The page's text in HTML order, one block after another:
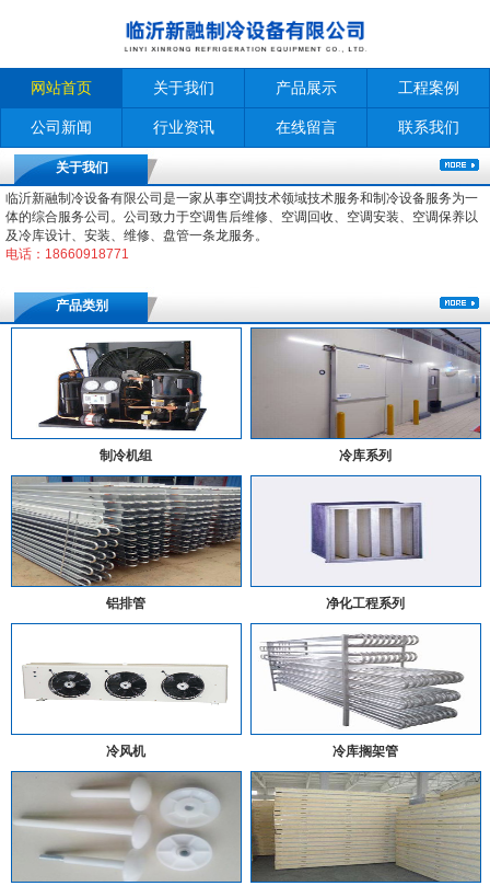
网站首页 关于我们 产品展示 工程案例
公司新闻 行业资讯 在线留言 联系我们
关于我们
临沂新融制冷设备有限公司是一家从事空调技术领域技术服务和制冷设备服务为一
体的综合服务公司。公司致力于空调售后维修、空调回收、空调安装、空调保养以
及冷库设计、安装、维修、盘管一条龙服务。
电话：18660918771
产品类别
制冷机组 冷库系列
铝排管 净化工程系列
冷风机 冷库搁架管